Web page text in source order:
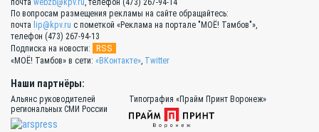
почта webzb@kpv.ru, телефон (473) 267-94-14
По вопросам размещения рекламы на сайте обращайтесь:
почта lip@kpv.ru с пометкой «Реклама на портале "МОЁ! Тамбов"»,
телефон (473) 267-94-13
Подписка на новости:
RSS
«МОЁ! Тамбов» в сети: «ВКонтакте», Twitter
Наши партнёры:
Альянс руководителей
региональных СМИ России
Типография «Прайм Принт Воронеж»